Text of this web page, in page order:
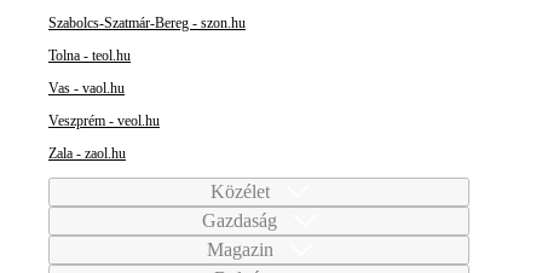
Szabolcs-Szatmár-Bereg - szon.hu
Tolna - teol.hu
Vas - vaol.hu
Veszprém - veol.hu
Zala - zaol.hu
Közélet
Gazdaság
Magazin